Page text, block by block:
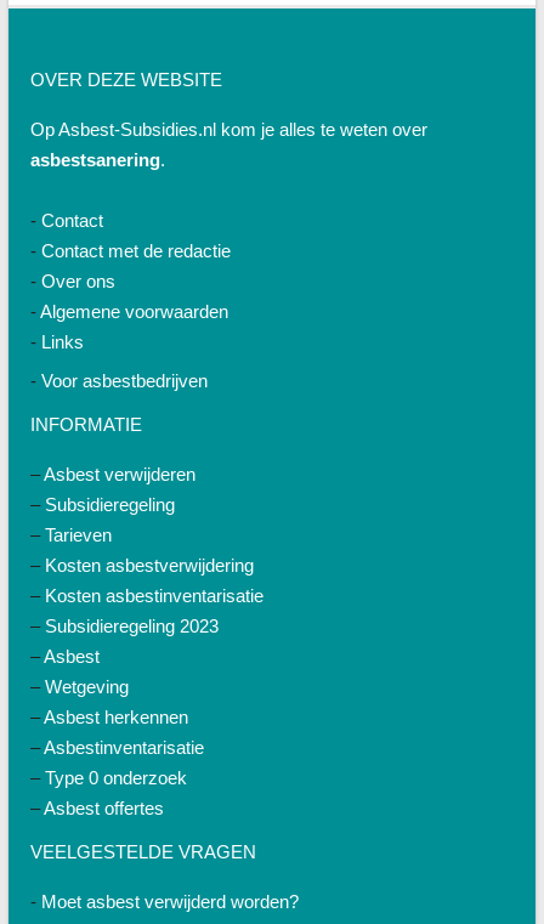
OVER DEZE WEBSITE
Op Asbest-Subsidies.nl kom je alles te weten over
asbestsanering.
- Contact
- Contact met de redactie
- Over ons
-Algemene voorwaarden
- Links
- Voor asbestbedrijven
INFORMATIE
–Asbest verwijderen
– Subsidieregeling
–Tarieven
– Kosten asbestverwijdering
– Kosten asbestinventarisatie
– Subsidieregeling 2023
–Asbest
–Wetgeving
–Asbest herkennen
–Asbestinventarisatie
–Type 0 onderzoek
–Asbest offertes
VEELGESTELDE VRAGEN
- Moet asbest verwijderd worden?